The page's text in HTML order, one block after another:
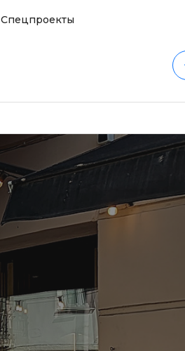
Спецпроекты